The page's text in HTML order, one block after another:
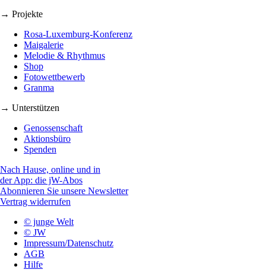
→ Projekte
Rosa-Luxemburg-Konferenz
Maigalerie
Melodie & Rhythmus
Shop
Fotowettbewerb
Granma
→ Unterstützen
Genossenschaft
Aktionsbüro
Spenden
Nach Hause, online und in
der App: die jW-Abos
Abonnieren Sie unsere Newsletter
Vertrag widerrufen
© junge Welt
© JW
Impressum/Datenschutz
AGB
Hilfe